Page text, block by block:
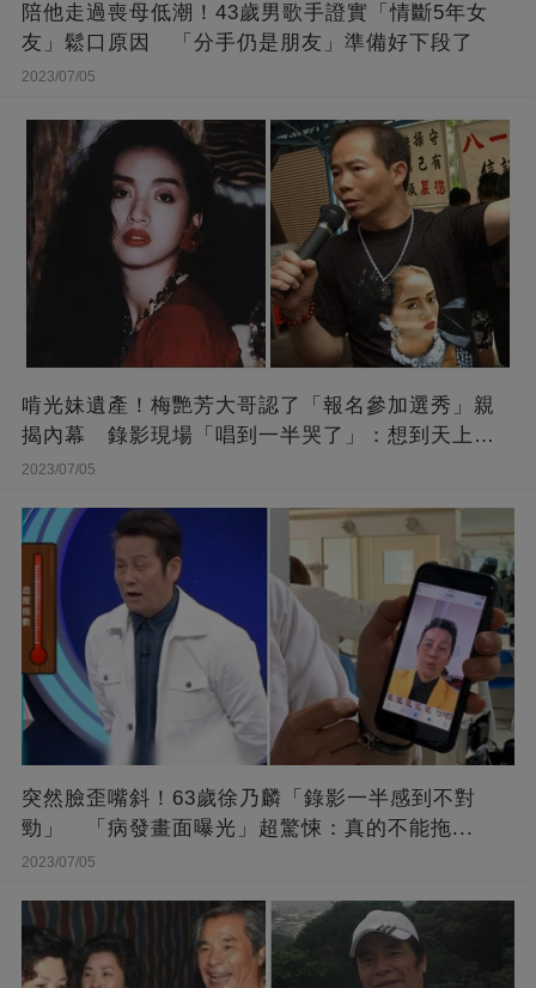
陪他走過喪母低潮！43歲男歌手證實「情斷5年女
友」鬆口原因 「分手仍是朋友」準備好下段了
2023/07/05
啃光妹遺產！梅艷芳大哥認了「報名參加選秀」親
揭內幕 錄影現場「唱到一半哭了」：想到天上的
她
2023/07/05
突然臉歪嘴斜！63歲徐乃麟「錄影一半感到不對
勁」 「病發畫面曝光」超驚悚：真的不能拖...
2023/07/05